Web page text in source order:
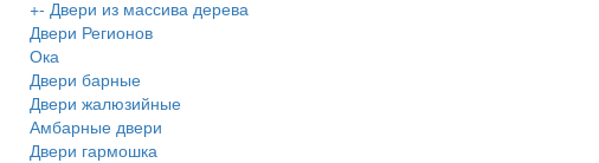
+- Двери из массива дерева
Двери Регионов
Ока
Двери барные
Двери жалюзийные
Амбарные двери
Двери гармошка